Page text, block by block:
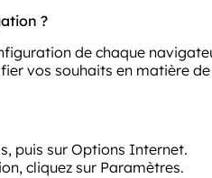
?
de chaque
vos souhaits en matière
puis sur Options Internet.
cliquez sur Paramètres.